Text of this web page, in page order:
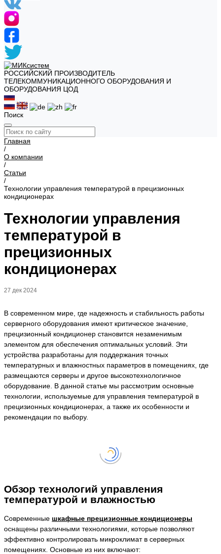
РОССИЙСКИЙ ПРОИЗВОДИТЕЛЬ
ТЕЛЕКОММУНИКАЦИОННОГО ОБОРУДОВАНИЯ И
ОБОРУДОВАНИЯ ЦОД
Поиск
Главная
/
О компании
/
Статьи
/
Технологии управления температурой в прецизионных
кондиционерах
Технологии управления
температурой в
прецизионных
кондиционерах
27 дек 2024
В современном мире, где надежность и стабильность работы
серверного оборудования имеют критическое значение,
прецизионный кондиционер становится незаменимым
элементом для обеспечения оптимальных условий. Эти
устройства разработаны для поддержания точных
температурных и влажностных параметров в помещениях, где
размещаются серверы и другое высокотехнологичное
оборудование. В данной статье мы рассмотрим основные
технологии, используемые для управления температурой в
прецизионных кондиционерах, а также их особенности и
рекомендации по выбору.
Обзор технологий управления
температурой и влажностью
Современные шкафные прецизионные кондиционеры
оснащены различными технологиями, которые позволяют
эффективно контролировать микроклимат в серверных
помещениях. Основные из них включают: